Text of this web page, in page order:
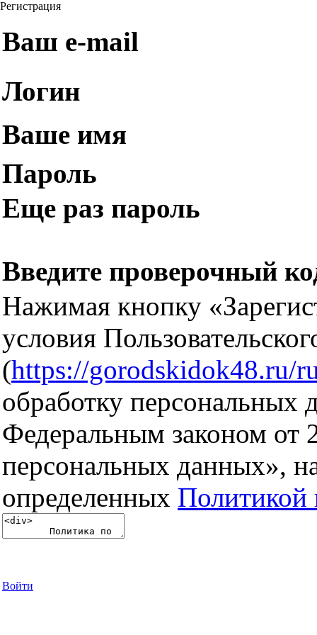
Регистрация
Ваш e-mail
Логин
Ваше имя
Пароль
Еще раз пароль
Введите проверочный
Нажимая кнопку
условия
(https://gorodskidok48.ru/
обработку персональных
Федеральным законом
персональных данных»,
определенных Политикой
Войти